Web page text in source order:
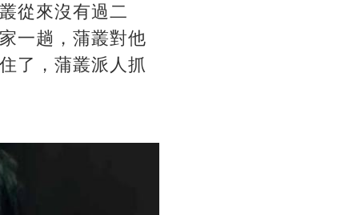
從來沒有過二
一趟，蒲叢對他
了，蒲叢派人抓